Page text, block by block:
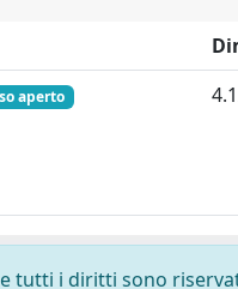
aperto
tutti i diritti sono